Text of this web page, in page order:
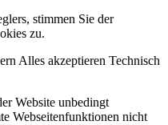
stimmen Sie der
zu.
Alles akzeptieren Technisch
Website unbedingt
Webseitenfunktionen nicht